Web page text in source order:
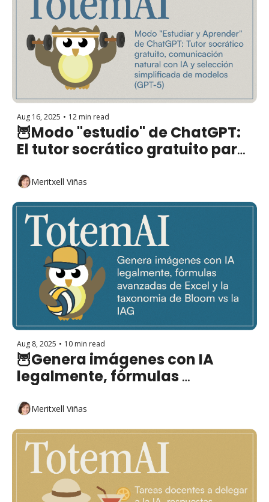
Aug 16, 2025 • 12 min read
🦉Modo "estudio" de ChatGPT:
El tutor socrático gratuito para
Meritxell Viñas
Aug 8, 2025 • 10 min read
🦉Genera imágenes con IA
legalmente, fórmulas
taxonomia de Bloom vs la IA
Generativa
Meritxell Viñas